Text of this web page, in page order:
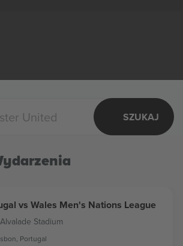
SZUKAJ
vs Wales Men's Nations League
Stadium
Portugal